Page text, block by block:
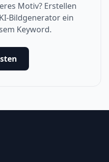
Motiv? Erstellen
Bildgenerator ein
Keyword.